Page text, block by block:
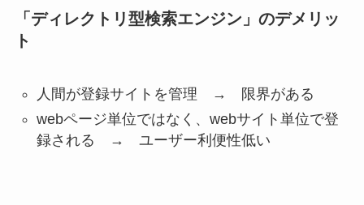
「ディレクトリ型検索エンジン」のデメリッ
ト
人間が登録サイトを管理 →
限界がある
webページ単位ではなく、webサイト単位で登
録される → ユーザー利便性低い